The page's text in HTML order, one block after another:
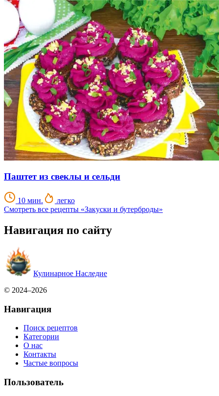
Паштет из свеклы и сельди
10 мин.
легко
Смотреть все рецепты «Закуски и бутерброды»
Навигация по сайту
Кулинарное Наследие
© 2024–2026
Навигация
Поиск рецептов
Категории
О нас
Контакты
Частые вопросы
Пользователь